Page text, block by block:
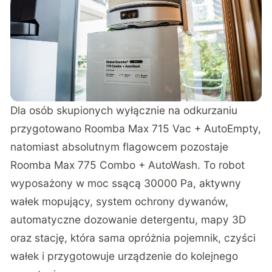
Dla osób skupionych wyłącznie na odkurzaniu
przygotowano Roomba Max 715 Vac + AutoEmpty,
natomiast absolutnym flagowcem pozostaje
Roomba Max 775 Combo + AutoWash. To robot
wyposażony w moc ssącą 30000 Pa, aktywny
wałek mopujący, system ochrony dywanów,
automatyczne dozowanie detergentu, mapy 3D
oraz stację, która sama opróżnia pojemnik, czyści
wałek i przygotowuje urządzenie do kolejnego